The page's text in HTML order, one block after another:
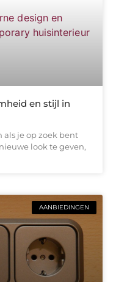
en stijl in
als je op zoek bent
look te geven,
AANBIEDINGEN